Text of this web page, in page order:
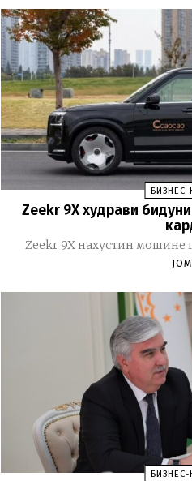
БИЗНЕС-
Zeekr 9X худрави
Zeekr 9X нахустин мошине
JOM
БИЗНЕС-